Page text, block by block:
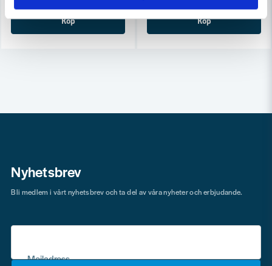
Köp Köp
Nyhetsbrev
Mejladress
Bli medlem i vårt nyhetsbrev och ta del av våra nyheter och erbjudande.